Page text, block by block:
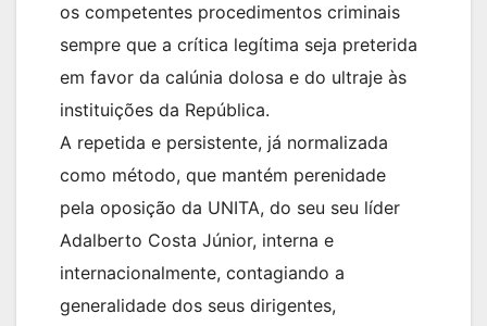
os competentes procedimentos criminais
sempre que a crítica legítima seja preterida
em favor da calúnia dolosa e do ultraje às
instituições da República.
A repetida e persistente, já normalizada
como método, que mantém perenidade
pela oposição da UNITA, do seu seu líder
Adalberto Costa Júnior, interna e
internacionalmente, contagiando a
generalidade dos seus dirigentes,